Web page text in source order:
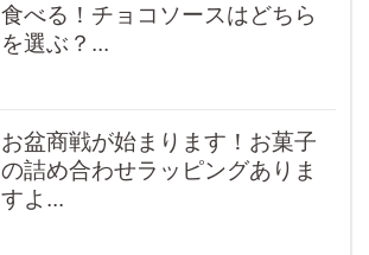
食べる！チョコソースはどちら
を選ぶ？...
お盆商戦が始まります！お菓子
の詰め合わせラッピングありま
すよ...